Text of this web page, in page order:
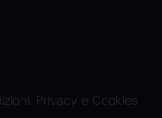
Privacy e Cookies